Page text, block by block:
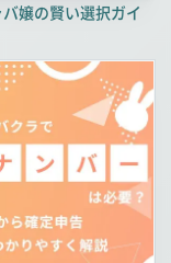
嬢の賢い選択ガイ